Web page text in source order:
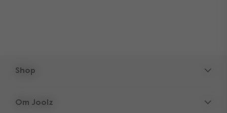
Shop
Tillbehör
Om Joolz